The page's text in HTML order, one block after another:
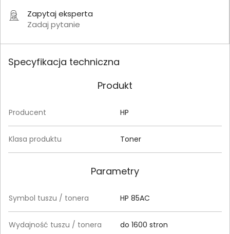
Zapytaj eksperta
Zadaj pytanie
Specyfikacja techniczna
Produkt
Producent HP
Klasa produktu Toner
Parametry
Symbol tuszu / tonera HP 85AC
Wydajność tuszu / tonera do 1600 stron